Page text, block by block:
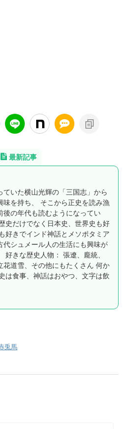
最新記事
ていた横山光輝の「三国志」から
味を持ち、 そこから正史を読み漁
後の年代も読むようになってい
史だけでなく日本史、世界史も好
代シュメール人の生活にも興味が
道雪、その他にもたくさん 何か
は食事、神話はおやつ、文字は飲
兎馬